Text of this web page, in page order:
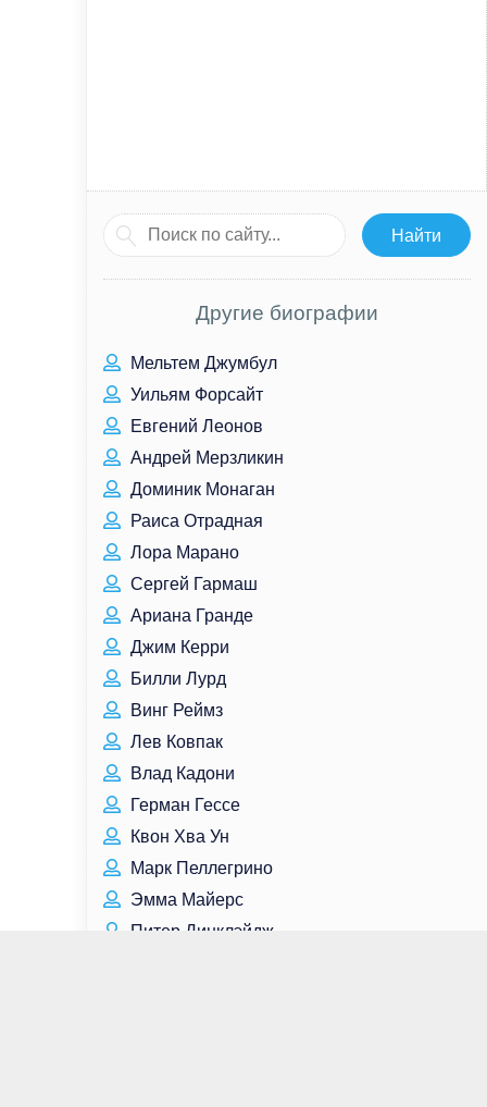
Другие биографии
Мельтем Джумбул
Уильям Форсайт
Евгений Леонов
Андрей Мерзликин
Доминик Монаган
Раиса Отрадная
Лора Марано
Сергей Гармаш
Ариана Гранде
Джим Керри
Билли Лурд
Винг Реймз
Лев Ковпак
Влад Кадони
Герман Гессе
Квон Хва Ун
Марк Пеллегрино
Эмма Майерс
Питер Динклэйдж